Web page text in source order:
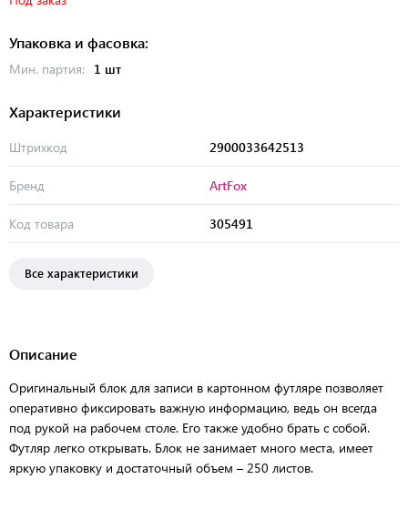
Упаковка и фасовка:
Мин. партия: 1 шт
Характеристики
Штрихкод 2900033642513
Бренд ArtFox
Код товара 305491
Все характеристики
Описание
Оригинальный блок для записи в картонном футляре позволяет
оперативно фиксировать важную информацию, ведь он всегда
под рукой на рабочем столе. Его также удобно брать с собой.
Футляр легко открывать. Блок не занимает много места, имеет
яркую упаковку и достаточный объем – 250 листов.